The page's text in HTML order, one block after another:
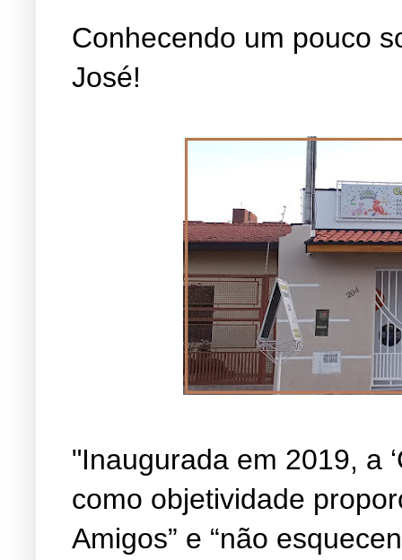
Conhecendo um pouco
José!
"Inaugurada em 2019, a
como objetividade
Amigos” e “não